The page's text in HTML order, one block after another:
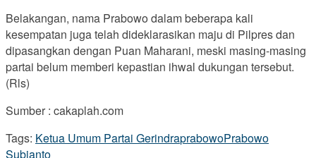
Belakangan, nama Prabowo dalam beberapa kali
kesempatan juga telah dideklarasikan maju di Pilpres dan
dipasangkan dengan Puan Maharani, meski masing-masing
partai belum memberi kepastian ihwal dukungan tersebut.
(Rls)
Sumber : cakaplah.com
Tags: Ketua Umum Partai GerindraprabowoPrabowo
Subianto